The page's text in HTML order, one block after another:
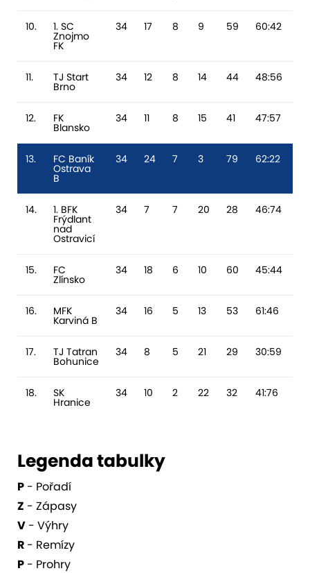
10. 1. SC
Znojmo
FK
34 17 8 9 59 60:42
11. TJ Start
Brno
34 12 8 14 44 48:56
12. FK
Blansko
34 11 8 15 41 47:57
13. FC Baník
Ostrava
B
34 24 7 3 79 62:22
14. 1. BFK
Frýdlant
nad
Ostravicí
34 7 7 20 28 46:74
15. FC
Zlínsko
34 18 6 10 60 45:44
16. MFK
Karviná B
34 16 5 13 53 61:46
17. TJ Tatran
Bohunice
34 8 5 21 29 30:59
18. SK
Hranice
34 10 2 22 32 41:76
Legenda tabulky
P - Pořadí
Z - Zápasy
V - Výhry
R - Remízy
P - Prohry